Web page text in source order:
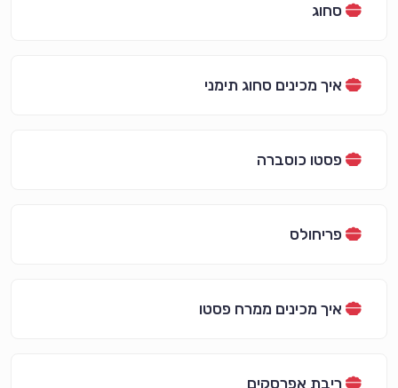
סחוג
איך מכינים סחוג תימני
פסטו כוסברה
פריחולס
איך מכינים ממרח פסטו
ריבת אפרסקים